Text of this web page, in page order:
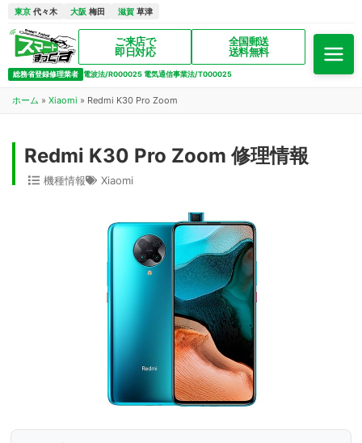
東京 代々木 大阪 梅田 滋賀 草津
ご来店で
即日対応
全国郵送
送料無料
総務省登録修理業者 電波法/R000025 電気通信事業法/T000025
ホーム » Xiaomi » Redmi K30 Pro Zoom
Redmi K30 Pro Zoom 修理情報
機種情報 Xiaomi